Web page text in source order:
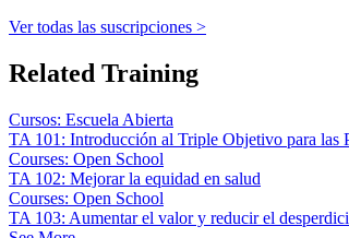
Ver todas las suscripciones >
Related Training
Cursos: Escuela Abierta
TA 101: Introducción al Triple Objetivo para las
Courses: Open School
TA 102: Mejorar la equidad en salud
Courses: Open School
TA 103: Aumentar el valor y reducir el